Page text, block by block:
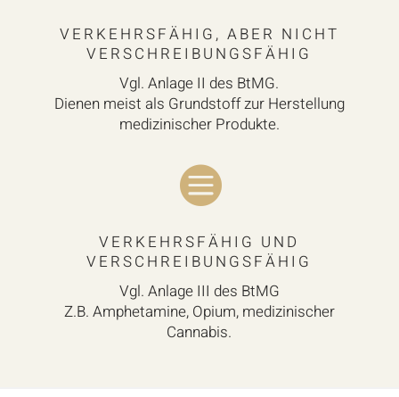
VERKEHRSFÄHIG, ABER NICHT
VERSCHREIBUNGSFÄHIG
Vgl. Anlage II des BtMG.
Dienen meist als Grundstoff zur Herstellung
medizinischer Produkte.

VERKEHRSFÄHIG UND
VERSCHREIBUNGSFÄHIG
Vgl. Anlage III des BtMG
Z.B. Amphetamine, Opium, medizinischer
Cannabis.